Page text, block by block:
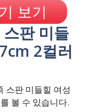
보기
판 미들
2컬러
스판 미들힐 여성
볼 수 있습니다.